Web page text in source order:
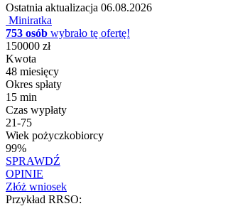
Ostatnia aktualizacja 06.08.2026
Miniratka
753 osób wybrało tę ofertę!
150000 zł
Kwota
48 miesięcy
Okres spłaty
15 min
Czas wypłaty
21-75
Wiek pożyczkobiorcy
99%
SPRAWDŹ
OPINIE
Złóż wniosek
Przykład RRSO: